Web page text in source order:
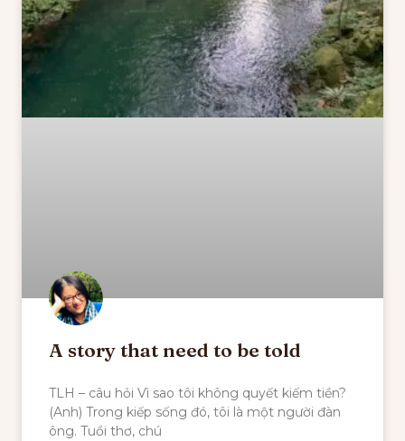
A story that need to be told
TLH – câu hỏi Vì sao tôi không quyết kiếm tiền?
(Anh) Trong kiếp sống đó, tôi là một người đàn
ông. Tuổi thơ, chú